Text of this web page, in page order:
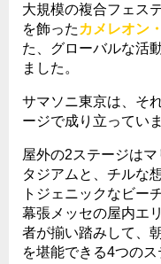
大規模の複合フェス
を飾った カメレオン
た、グローバルな活
ました。
サマソニ東京は、そ
ージで成り立っていま
屋外の2ステージは
タジアムと、チルな
トジェニックなビー
幕張メッセの屋内エ
者が揃い踏みして、
を堪能できる4つのス